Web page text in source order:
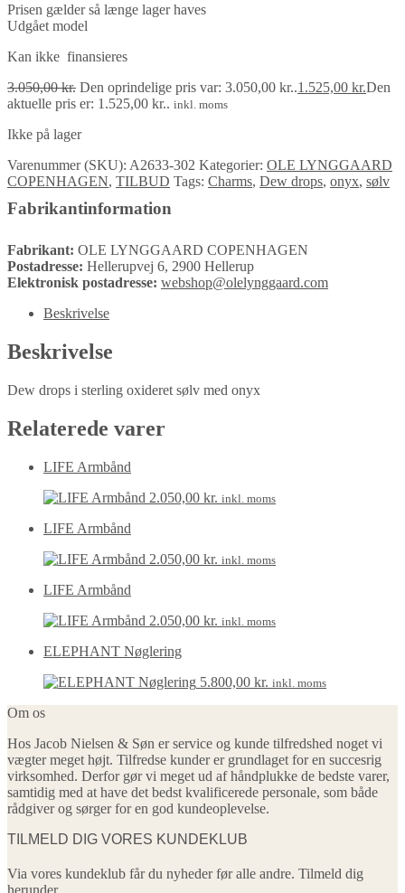
Prisen gælder så længe lager haves
Udgået model
Kan ikke finansieres
3.050,00kr. Den oprindelige pris var: 3.050,00 kr..1.525,00 kr.Den
aktuelle pris er: 1.525,00 kr.. inkl. moms
Ikke på lager
Varenummer (SKU): A2633-302 Kategorier: OLE LYNGGAARD
COPENHAGEN, TILBUD Tags: Charms, Dew drops, onyx, sølv
Fabrikantinformation
Fabrikant: OLE LYNGGAARD COPENHAGEN
Postadresse: Hellerupvej 6, 2900 Hellerup
Elektronisk postadresse: webshop@olelynggaard.com
Beskrivelse
Beskrivelse
Dew drops i sterling oxideret sølv med onyx
Relaterede varer
LIFE Armbånd
2.050,00 kr. inkl. moms
LIFE Armbånd
2.050,00 kr. inkl. moms
LIFE Armbånd
2.050,00 kr. inkl. moms
ELEPHANT Nøglering
5.800,00 kr. inkl. moms
Om os
Hos Jacob Nielsen & Søn er service og kunde tilfredshed noget vi
vægter meget højt. Tilfredse kunder er grundlaget for en succesrig
virksomhed. Derfor gør vi meget ud af håndplukke de bedste varer,
samtidig med at have det bedst kvalificerede personale, som både
rådgiver og sørger for en god kundeoplevelse.
TILMELD DIG VORES KUNDEKLUB
Via vores kundeklub får du nyheder før alle andre. Tilmeld dig
herunder.